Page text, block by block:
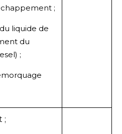
;
liquide de
du
;
;